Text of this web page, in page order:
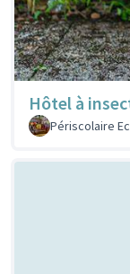
Hôtel à
Périscolaire